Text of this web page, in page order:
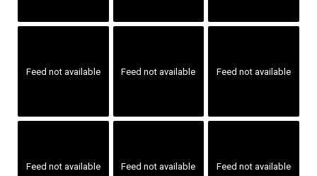
Feed not available Feed not available Feed not available
Feed not available Feed not available Feed not available